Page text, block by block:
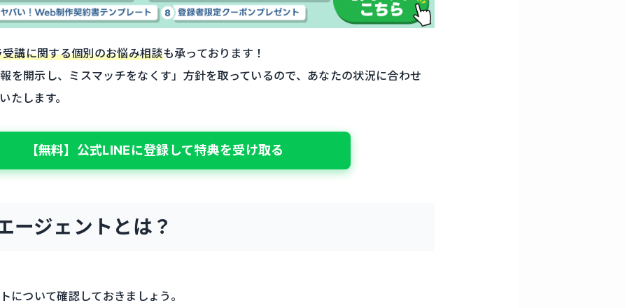
講に関する個別のお悩み相談も承っております！
報を開示し、ミスマッチをなくす」方針を取っているので、あなたの状況に合わせ
たします。
【無料】公式LINEに登録して特典を受け取る
ージェントとは？
について確認しておきましょう。